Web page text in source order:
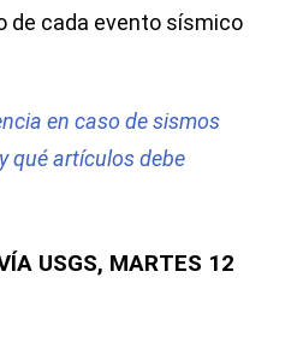
de cada evento sísmico
en caso de sismos
qué artículos debe
USGS, MARTES 12